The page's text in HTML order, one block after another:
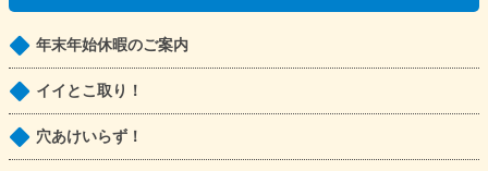
年末年始休暇のご案内
イイとこ取り！
穴あけいらず！